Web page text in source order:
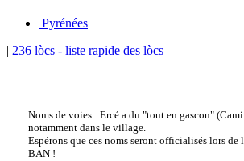
Pyrénées
| 236 lòcs - liste rapide des lòcs
Noms de voies : Ercé a du "tout en gascon"
notamment dans le village.
Espérons que ces noms seront officialisés lors
BAN !